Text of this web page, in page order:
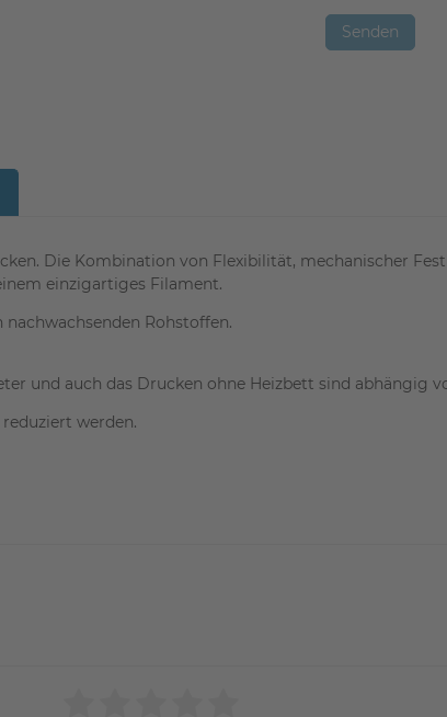
Senden
Die Kombination von Flexibilität, mechanischer
einzigartiges Filament.
Rohstoffen.
und auch das Drucken ohne Heizbett sind abhängig
werden.